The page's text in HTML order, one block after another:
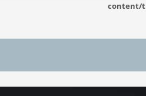
content/